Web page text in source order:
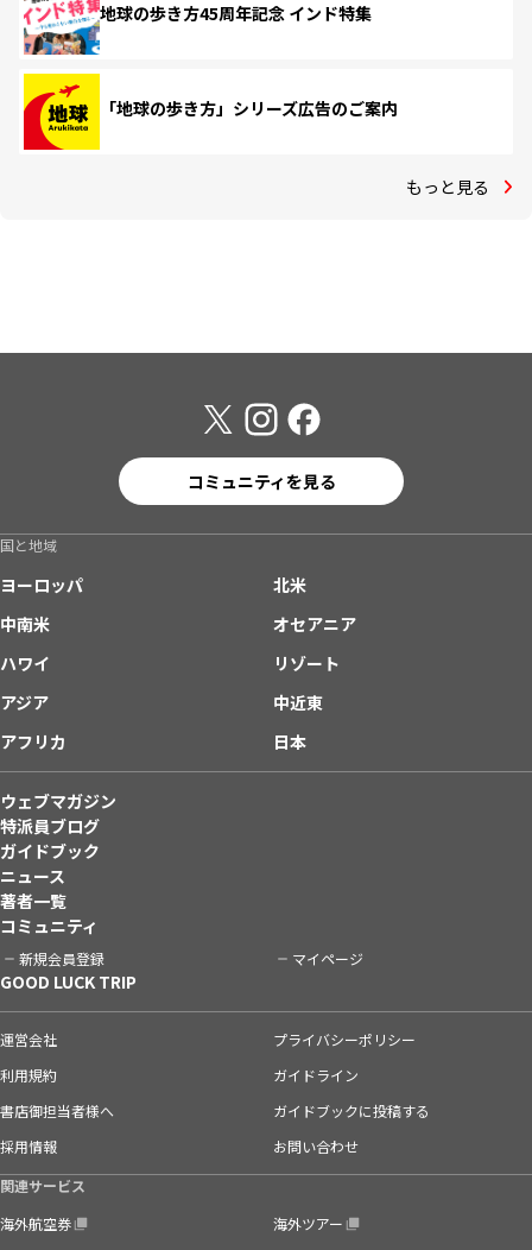
地球の歩き方45周年記念 インド特集
「地球の歩き方」シリーズ広告のご案内
もっと見る
コミュニティを見る
国と地域
ヨーロッパ
北米
中南米
オセアニア
ハワイ
リゾート
アジア
中近東
アフリカ
日本
ウェブマガジン
特派員ブログ
ガイドブック
ニュース
著者一覧
コミュニティ
新規会員登録 マイページ
GOOD LUCK TRIP
運営会社
プライバシーポリシー
利用規約
ガイドライン
書店御担当者様へ
ガイドブックに投稿する
採用情報
お問い合わせ
関連サービス
海外航空券
海外ツアー